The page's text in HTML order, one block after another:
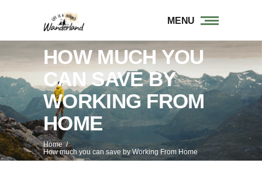
MENU
HOW MUCH YOU
CAN SAVE BY
WORKING FROM
HOME
Home/
How much you can save by Working From Home